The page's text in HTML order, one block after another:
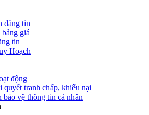
đăng tin
giá
tin
Hoạch
động
quyết tranh chấp, khiếu nại
bảo vệ thông tin cá nhân